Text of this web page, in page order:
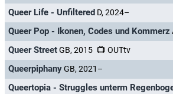
Queer Life - Unfiltered D, 2024–
Queer Pop - Ikonen, Codes und Kommerz
Queer StreetGB, 2015 OUTtv
QueerpiphanyGB, 2021–
Queertopia - Struggles unterm